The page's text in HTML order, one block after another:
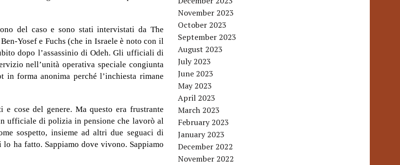
del caso e sono stati intervistati da The
Yosef e Fuchs (che in Israele è noto con il
dopo l’assassinio di Odeh. Gli ufficiali di
nell’unità operativa speciale congiunta
forma anonima perché l’inchiesta rimane
cose del genere. Ma questo era frustrante
ufficiale di polizia in pensione che lavorò al
sospetto, insieme ad altri due seguaci di
ha fatto. Sappiamo dove vivono. Sappiamo
November 2023
October 2023
September 2023
August 2023
July 2023
June 2023
May 2023
April 2023
March 2023
February 2023
January 2023
December 2022
November 2022